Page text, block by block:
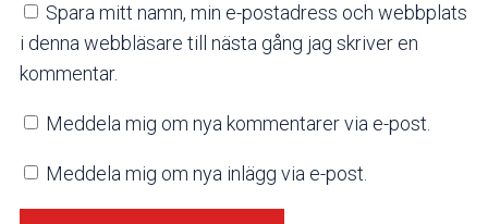
Spara mitt namn, min e-postadress och webbplats
i denna webbläsare till nästa gång jag skriver en
kommentar.
Meddela mig om nya kommentarer via e-post.
Meddela mig om nya inlägg via e-post.